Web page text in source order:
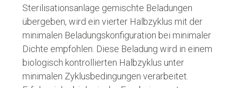
Sterilisationsanlage gemischte Beladungen
übergeben, wird ein vierter Halbzyklus mit der
minimalen Beladungskonfiguration bei minimaler
Dichte empfohlen. Diese Beladung wird in einem
biologisch kontrollierten Halbzyklus unter
minimalen Zyklusbedingungen verarbeitet.